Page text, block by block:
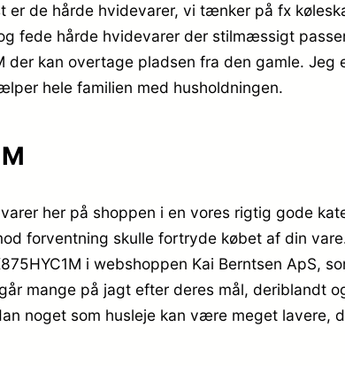
de hårde hvidevarer, vi tænker på fx
fede hårde hvidevarer der stilmæssigt
kan overtage pladsen fra den gamle. Jeg
hele familien med husholdningen.
her på shoppen i en vores rigtig gode
forventning skulle fortryde købet af din
i webshoppen Kai Berntsen ApS,
mange på jagt efter deres mål, deriblandt
noget som husleje kan være meget lavere,